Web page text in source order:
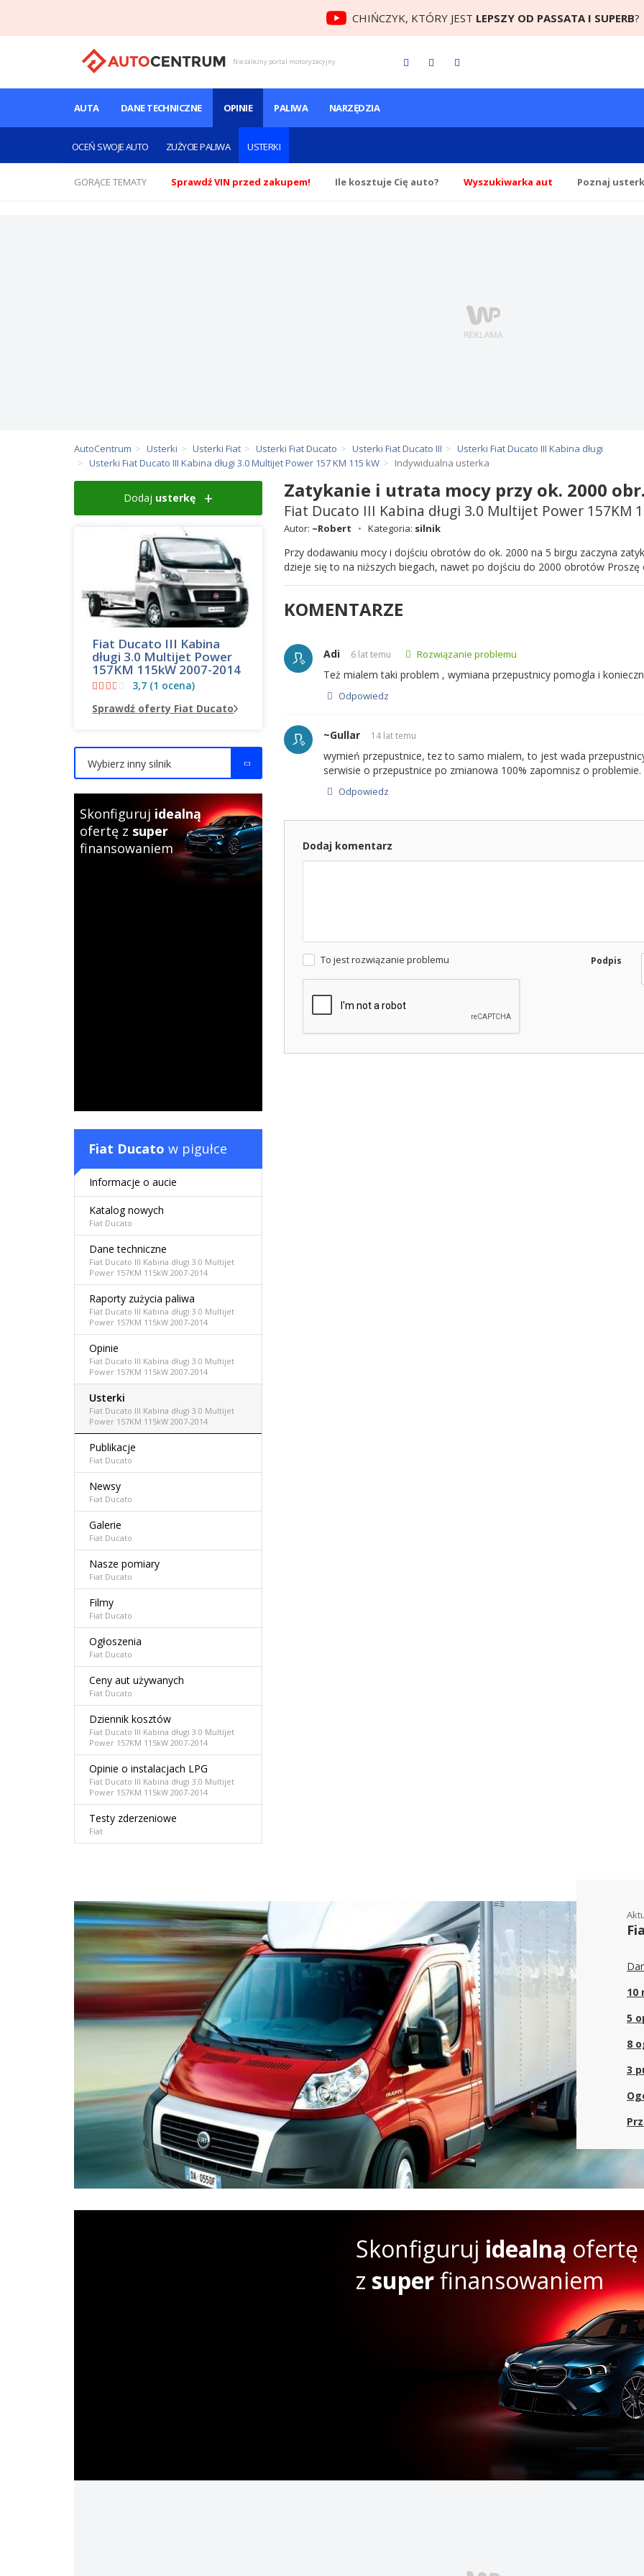
CHIŃCZYK, KTÓRY JEST LEPSZY OD PASSATA I SUPERB?
Niezależny portal motoryzacyjny
AUTA DANE TECHNICZNE OPINIE
OCEŃ SWOJE AUTO ZUŻYCIE PALIWA USTERKI
PALIWA NARZĘDZIA
GORĄCE TEMATY Sprawdź VIN przed zakupem! Ile kosztuje Cię auto? Wyszukiwarka aut Poznaj
AutoCentrum Usterki Usterki Fiat Usterki Fiat Ducato Usterki Fiat Ducato III
Usterki Fiat Ducato III Kabina długi
Usterki Fiat Ducato III Kabina długi 3.0 Multijet Power 157 KM 115 kW
Indywidualna usterka
Zatykanie i utrata mocy przy ok. 2000
Fiat Ducato III Kabina długi 3.0 Multijet Power 157KM
Autor: ~Robert Kategoria: silnik
Przy dodawaniu mocy i dojściu obrotów do ok. 2000 na 5 birgu zaczyna
dzieje się to na niższych biegach, nawet po dojściu do 2000 obrotów Proszę
KOMENTARZE
Adi 6 lat temu Rozwiązanie problemu
Też mialem taki problem , wymiana przepustnicy pomogla i
Odpowiedz
~Gullar 14 lat temu
wymień przepustnice, tez to samo mialem, to jest wada
serwisie o przepustnice po zmianowa 100% zapomnisz o
Odpowiedz
Dodaj komentarz
To jest rozwiązanie problemu Podpis
Dodaj usterkę
Fiat Ducato III Kabina
długi 3.0 Multijet Power
157KM 115kW 2007-2014
3,7 (1 ocena)
Sprawdź oferty Fiat Ducato
Wybierz inny silnik
Skonfiguruj idealną
ofertę z super
finansowaniem
Fiat Ducato w pigułce
Informacje o aucie
Katalog nowych
Fiat Ducato
Dane techniczne
Fiat Ducato III Kabina długi 3.0 Multijet
Power 157KM 115kW 2007-2014
Raporty zużycia paliwa
Fiat Ducato III Kabina długi 3.0 Multijet
Power 157KM 115kW 2007-2014
Opinie
Fiat Ducato III Kabina długi 3.0 Multijet
Power 157KM 115kW 2007-2014
Usterki
Fiat Ducato III Kabina długi 3.0 Multijet
Power 157KM 115kW 2007-2014
Publikacje
Fiat Ducato
Newsy
Fiat Ducato
Galerie
Fiat Ducato
Nasze pomiary
Fiat Ducato
Filmy
Fiat Ducato
Ogłoszenia
Fiat Ducato
Ceny aut używanych
Fiat Ducato
Dziennik kosztów
Fiat Ducato III Kabina długi 3.0 Multijet
Power 157KM 115kW 2007-2014
Opinie o instalacjach LPG
Fiat Ducato III Kabina długi 3.0 Multijet
Power 157KM 115kW 2007-2014
Testy zderzeniowe
Fiat
10
5
8
3
Skonfiguruj idealną ofertę
z superfinansowaniem